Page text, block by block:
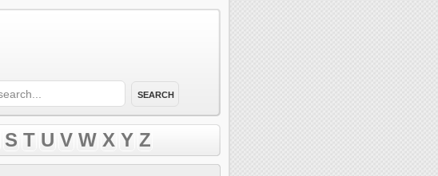
S T U V W X Y Z